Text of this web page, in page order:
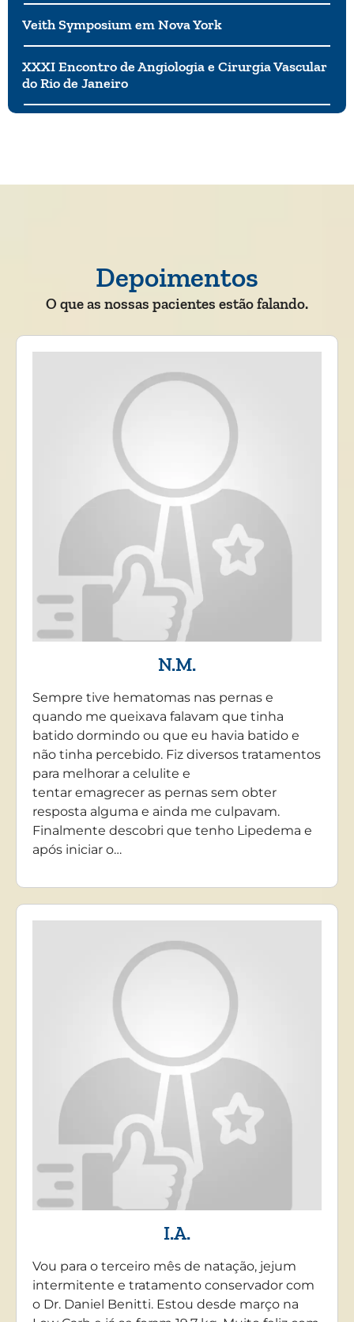
Veith Symposium em Nova York
XXXI Encontro de Angiologia e Cirurgia Vascular
do Rio de Janeiro
Depoimentos
O que as nossas pacientes estão falando.
N.M.
Sempre tive hematomas nas pernas e
quando me queixava falavam que tinha
batido dormindo ou que eu havia batido e
não tinha percebido. Fiz diversos tratamentos
para melhorar a celulite e
tentar emagrecer as pernas sem obter
resposta alguma e ainda me culpavam.
Finalmente descobri que tenho Lipedema e
após iniciar o…
I.A.
Vou para o terceiro mês de natação, jejum
intermitente e tratamento conservador com
o Dr. Daniel Benitti. Estou desde março na